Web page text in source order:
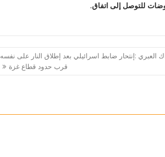
للتوصل إلى اتفاق.
العبري :إنتحار ضابط اسرائيلي بعد إطلاق النار على نفسه
قرب حدود قطاع غزة